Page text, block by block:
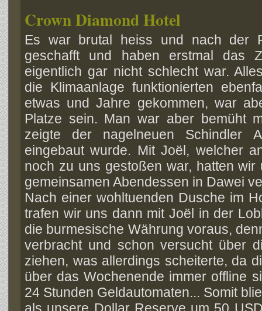
Crown Diamond Hotel
Es war brutal heiss und nach der
geschafft und haben erstmal das
eigentlich gar nicht schlecht war.
die Klimaanlage funktionierten
etwas und Jahre gekommen, war
Platze sein. Man war aber bemüht
zeigte der nagelneuen Schindler
eingebaut wurde. Mit Joël, welcher
noch zu uns gestoßen war, hatten
gemeinsamen Abendessen in Dawei
Nach einer wohltuenden Dusche im
trafen wir uns dann mit Joël in der
die burmesische Währung voraus,
verbracht und schon versucht über
ziehen, was allerdings scheiterte, da
über das Wochenende immer offline
24 Stunden Geldautomaten... Somit
als unsere Dollar Reserve um 50